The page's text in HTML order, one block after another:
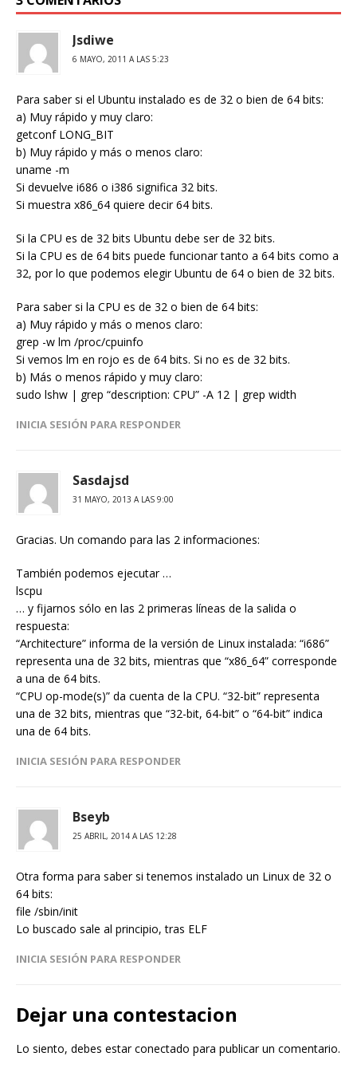
Jsdiwe
6 MAYO, 2011 A LAS 5:23
Para saber si el Ubuntu instalado es de 32 o bien de 64 bits:
a) Muy rápido y muy claro:
getconf LONG_BIT
b) Muy rápido y más o menos claro:
uname -m
Si devuelve i686 o i386 significa 32 bits.
Si muestra x86_64 quiere decir 64 bits.
Si la CPU es de 32 bits Ubuntu debe ser de 32 bits.
Si la CPU es de 64 bits puede funcionar tanto a 64 bits como a
32, por lo que podemos elegir Ubuntu de 64 o bien de 32 bits.
Para saber si la CPU es de 32 o bien de 64 bits:
a) Muy rápido y más o menos claro:
grep -w lm /proc/cpuinfo
Si vemos lm en rojo es de 64 bits. Si no es de 32 bits.
b) Más o menos rápido y muy claro:
sudo lshw | grep “description: CPU” -A 12 | grep width
INICIA SESIÓN PARA RESPONDER
Sasdajsd
31 MAYO, 2013 A LAS 9:00
Gracias. Un comando para las 2 informaciones:
También podemos ejecutar …
lscpu
… y fijarnos sólo en las 2 primeras líneas de la salida o
respuesta:
“Architecture” informa de la versión de Linux instalada: “i686”
representa una de 32 bits, mientras que “x86_64” corresponde
a una de 64 bits.
“CPU op-mode(s)” da cuenta de la CPU. “32-bit” representa
una de 32 bits, mientras que “32-bit, 64-bit” o “64-bit” indica
una de 64 bits.
INICIA SESIÓN PARA RESPONDER
Bseyb
25 ABRIL, 2014 A LAS 12:28
Otra forma para saber si tenemos instalado un Linux de 32 o
64 bits:
file /sbin/init
Lo buscado sale al principio, tras ELF
INICIA SESIÓN PARA RESPONDER
Dejar una contestacion
Lo siento, debes estarconectado para publicar un comentario.